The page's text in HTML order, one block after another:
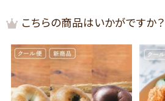
こちらの商品はいかがですか？